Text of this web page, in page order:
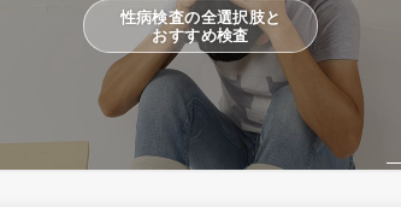
性病検査の全選択肢と
おすすめ検査